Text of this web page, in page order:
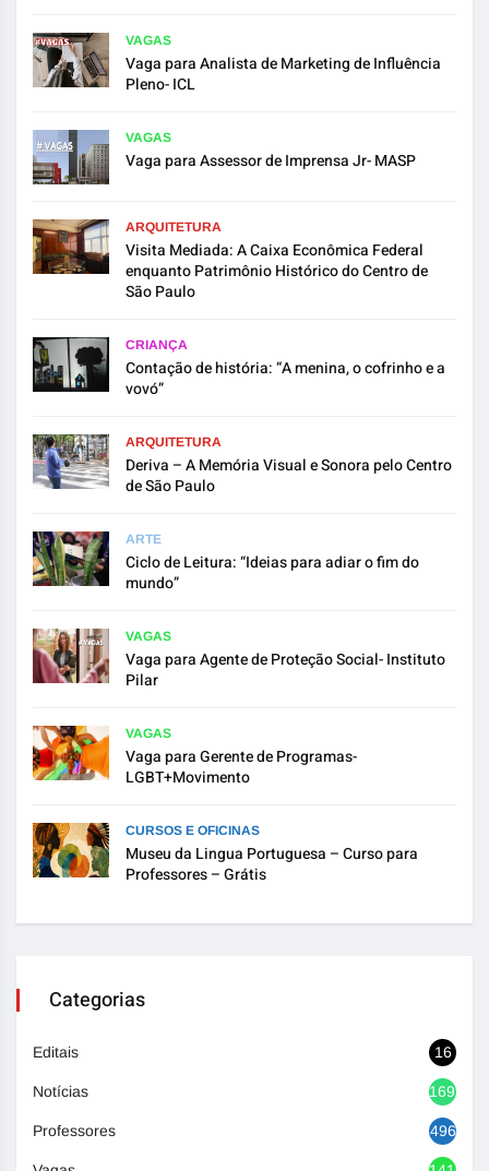
VAGAS
Vaga para Analista de Marketing de Influência
Pleno- ICL
VAGAS
Vaga para Assessor de Imprensa Jr- MASP
ARQUITETURA
Visita Mediada: A Caixa Econômica Federal
enquanto Patrimônio Histórico do Centro de
São Paulo
CRIANÇA
Contação de história: “A menina, o cofrinho e a
vovó”
ARQUITETURA
Deriva – A Memória Visual e Sonora pelo Centro
de São Paulo
ARTE
Ciclo de Leitura: “Ideias para adiar o fim do
mundo”
VAGAS
Vaga para Agente de Proteção Social- Instituto
Pilar
VAGAS
Vaga para Gerente de Programas-
LGBT+Movimento
CURSOS E OFICINAS
Museu da Lingua Portuguesa – Curso para
Professores – Grátis
Categorias
Editais 16
Notícias 1692
Professores 496